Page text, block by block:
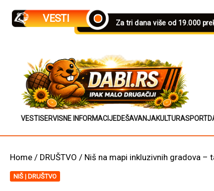
VESTI Za tri dana više od 19.000
VESTISERVISNE INFORMACIJEDEŠAVANJAKULTURASPORT
Home / DRUŠTVO / Niš na mapi inkluzivnih gradova –
NIŠ | DRUŠTVO